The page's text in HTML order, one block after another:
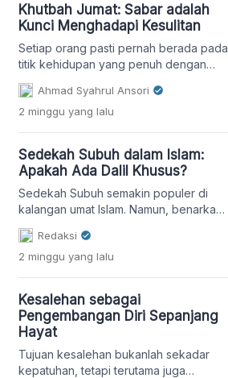
Khutbah Jumat: Sabar adalah
Kunci Menghadapi Kesulitan
Setiap orang pasti pernah berada pada
titik kehidupan yang penuh dengan
kegelisahan dan ketidakpastian.
Namun, Islam mengajarkan bahwa
seorang mukmin tidak boleh
seharusnya kita menyikapi kondisi sulit
yang kita hadapi? Marilah kita
renungkan bersama melalui khutbah
Jumat kali ini. Setiap orang pasti pernah
berada pada titik kehidupan yang […]
Ahmad Syahrul Ansori
2 minggu yang lalu
Sedekah Subuh dalam Islam:
Apakah Ada Dalil Khusus?
Sedekah Subuh semakin populer di
kalangan umat Islam. Namun, benarkah
ada dalil khusus yang
menganjurkannya? Simak penjelasan
hadis, ayat Al-Qur'an, dan makna
Redaksi
2 minggu yang lalu
Kesalehan sebagai
Pengembangan Diri Sepanjang
Hayat
Tujuan kesalehan bukanlah sekadar
kepatuhan, tetapi terutama juga